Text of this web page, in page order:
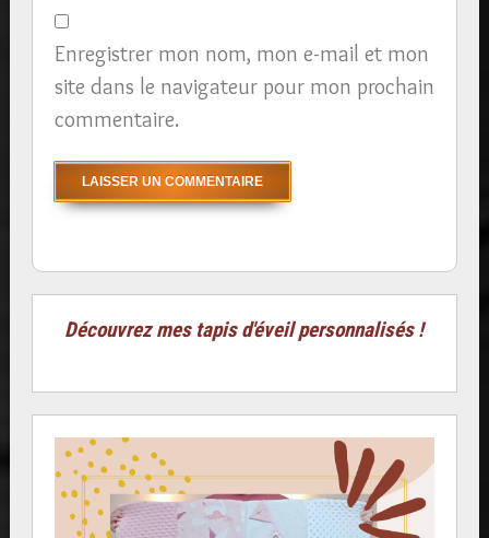
Enregistrer mon nom, mon e-mail et mon
site dans le navigateur pour mon prochain
commentaire.
Découvrez mes tapis d'éveil personnalisés !